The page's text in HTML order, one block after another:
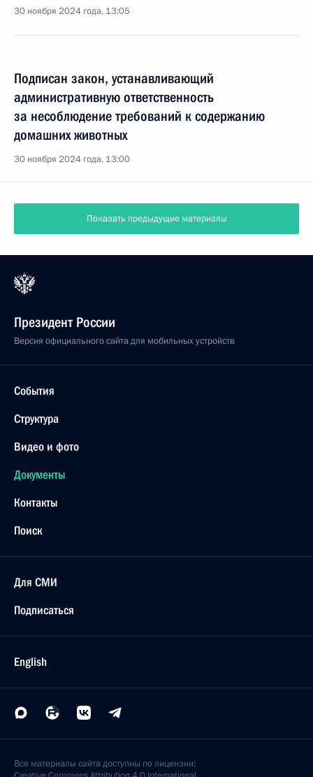
30 ноября 2024 года, 13:05
Подписан закон, устанавливающий
административную ответственность
за несоблюдение требований к содержанию
домашних животных
30 ноября 2024 года, 13:00
Показать предыдущие материалы
Президент России
Версия официального сайта для мобильных устройств
События
Структура
Видео и фото
Документы
Контакты
Поиск
Для СМИ
Подписаться
English
Все материалы сайта доступны по лицензии: